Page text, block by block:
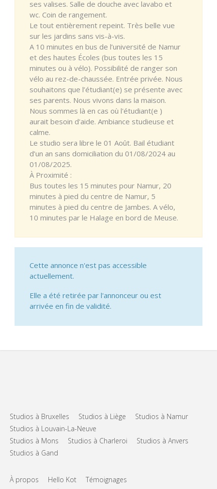
ses valises. Salle de douche avec lavabo et
wc. Coin de rangement.
Le tout entièrement repeint. Très belle vue
sur les jardins sans vis-à-vis.
A 10 minutes en bus de l’université de Namur
et des hautes Écoles (bus toutes les 15
minutes ou à vélo). Possibilité de ranger son
vélo au rez-de-chaussée. Entrée privée. Nous
souhaitons que l’étudiant(e) se présente avec
ses parents. Nous vivons dans la maison.
Nous sommes là en cas où l'étudiant(e )
aurait besoin d'aide. Ambiance studieuse et
calme.
Le studio sera libre le 01 Août. Bail étudiant
d’un an sans domiciliation du 01/08/2024 au
01/08/2025.
À Proximité :
Bus toutes les 15 minutes pour Namur, 20
minutes à pied du centre de Namur, 5
minutes à pied du centre de Jambes. A vélo,
10 minutes par le Halage en bord de Meuse.
Cette annonce n'est pas accessible
actuellement.
Elle a été retirée par l'annonceur ou est
arrivée en fin de validité.
Studios à Bruxelles Studios à Liège
Studios à Namur
Studios à Louvain-La-Neuve
Studios à Mons
Studios à Charleroi
Studios à Anvers
Studios à Gand
À propos Hello Kot
Témoignages